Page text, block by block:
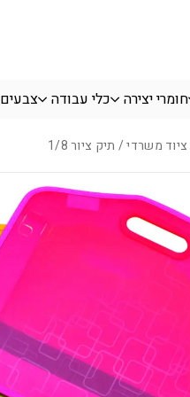
חומרי יצירה כלי עבודה צבעים
ציוד משרדי/ תיק ציור 1/8